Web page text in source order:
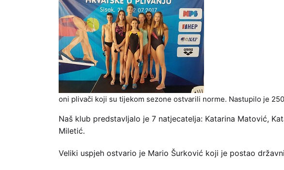
oni plivači koji su tijekom sezone ostvarili norme. Nastupilo je
Naš klub predstavljalo je 7 natjecatelja: Katarina Matović,
Miletić.
Veliki uspjeh ostvario je Mario Šurković koji je postao